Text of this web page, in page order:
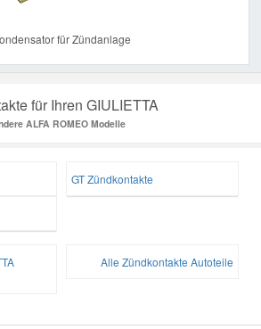
für Zündanlage
für Ihren GIULIETTA
ALFA ROMEO Modelle
GT Zündkontakte
Alle Zündkontakte Autoteile